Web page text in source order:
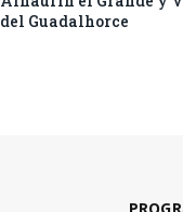
del Guadalhorce